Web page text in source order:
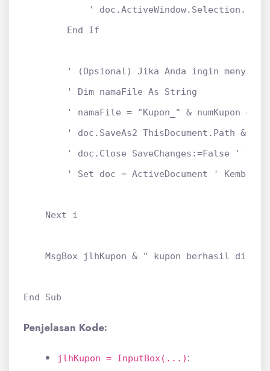
'
        End If
' (Opsional) Jika Anda ingin
        ' Dim namaFile As String
' namaFile = "Kupon_" & numKupon &
' doc.SaveAs2 ThisDocument.Path & ""
' doc.Close SaveChanges:=False '
' Set doc = ActiveDocument ' Kembali
    Next i
MsgBox jlhKupon & " kupon berhasil
End Sub
Penjelasan Kode:
jlhKupon = InputBox(...) :